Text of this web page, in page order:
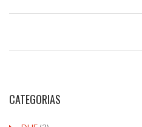
CATEGORIAS